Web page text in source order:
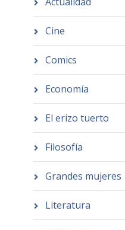
Cine
Comics
Economía
El erizo tuerto
Filosofía
Grandes mujeres
Literatura